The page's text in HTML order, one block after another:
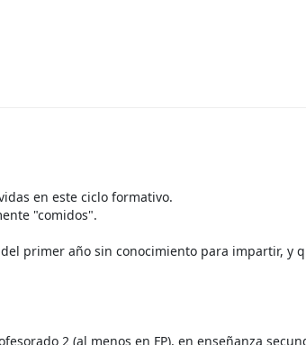
en este ciclo formativo.
"comidos".
primer año sin conocimiento para impartir, y
2 (al menos en FP), en enseñanza